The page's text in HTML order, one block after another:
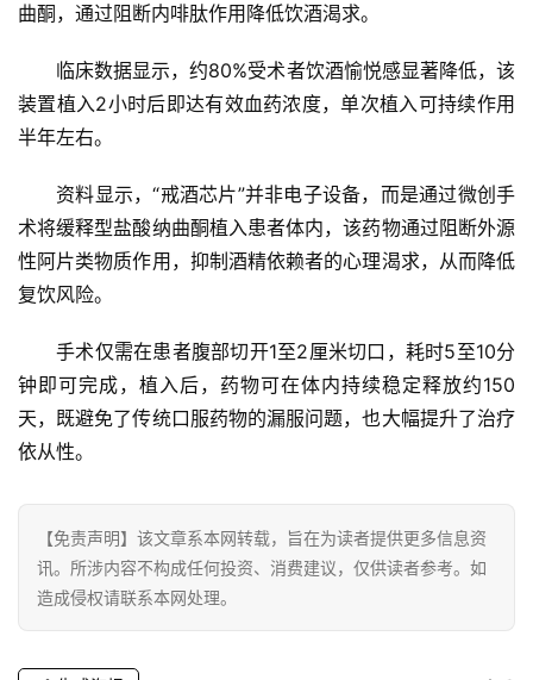
页
商
业
费
生
活
科
财
经
登录 注册
曲酮，通过阻断内啡肽作用降低饮酒渴求。
临床数据显示，约80%受术者饮酒愉悦感显著降低，该
装置植入2小时后即达有效血药浓度，单次植入可持续作用
半年左右。
资料显示，“戒酒芯片”并非电子设备，而是通过微创手
术将缓释型盐酸纳曲酮植入患者体内，该药物通过阻断外源
性阿片类物质作用，抑制酒精依赖者的心理渴求，从而降低
复饮风险。
手术仅需在患者腹部切开1至2厘米切口，耗时5至10分
钟即可完成，植入后，药物可在体内持续稳定释放约150
天，既避免了传统口服药物的漏服问题，也大幅提升了治疗
依从性。
【免责声明】该文章系本网转载，旨在为读者提供更多信息资
讯。所涉内容不构成任何投资、消费建议，仅供读者参考。如
造成侵权请联系本网处理。